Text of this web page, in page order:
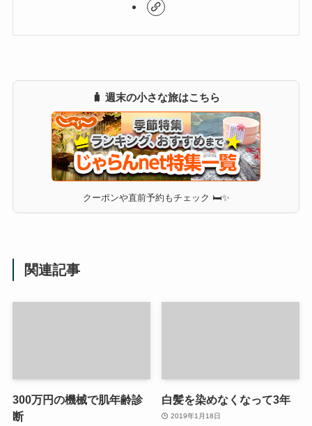
🧳 週末の小さな旅はこちら
クーポンや直前予約もチェック 🛏✨
関連記事
300万円の機械で肌年齢診
断
白髪を染めなくなって3年
2019年1月18日